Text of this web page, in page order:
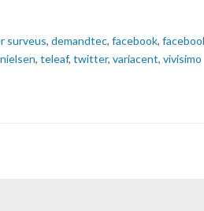
surveus, demandtec, facebook,
nielsen, teleaf, twitter, variacent, vivisimo